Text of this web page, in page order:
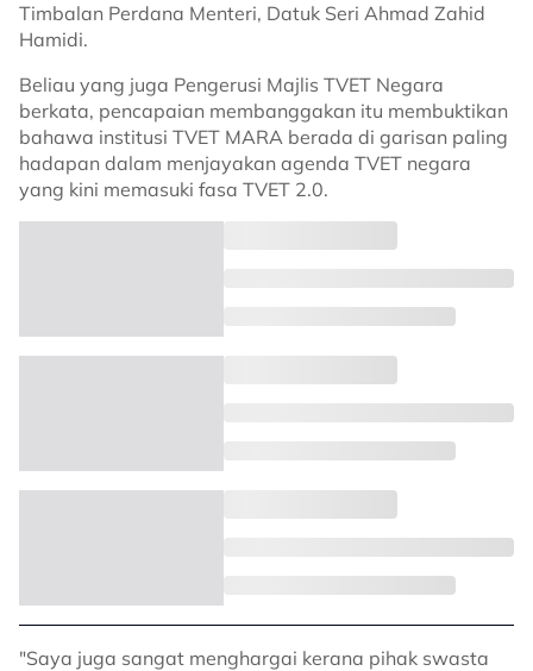
Timbalan Perdana Menteri, Datuk Seri Ahmad Zahid
Hamidi.
Beliau yang juga Pengerusi Majlis TVET Negara
berkata, pencapaian membanggakan itu membuktikan
bahawa institusi TVET MARA berada di garisan paling
hadapan dalam menjayakan agenda TVET negara
yang kini memasuki fasa TVET 2.0.
"Saya juga sangat menghargai kerana pihak swasta